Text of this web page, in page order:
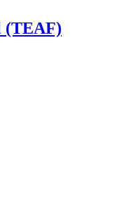
(TEAF)